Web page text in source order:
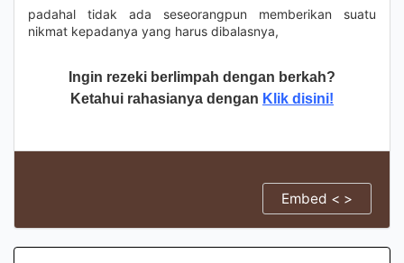
padahal tidak ada seseorangpun memberikan suatu
nikmat kepadanya yang harus dibalasnya,
Ingin rezeki berlimpah dengan berkah?
Ketahui rahasianya dengan Klik disini!
Embed < >